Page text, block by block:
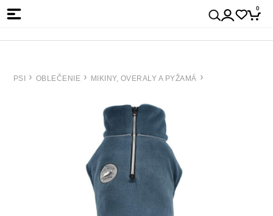
0
PSI OBLEČENIE MIKINY, OVERALY A PYŽAMÁ